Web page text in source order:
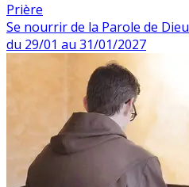
Prière
Se nourrir de la Parole de Dieu
du 29/01 au 31/01/2027